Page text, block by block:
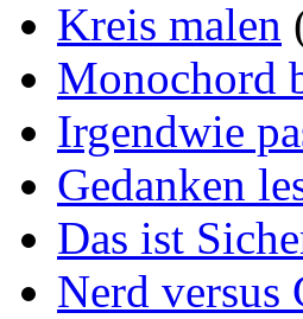
Kreis malen
Monochord
Irgendwie
Gedanken
Das ist
Nerd versus